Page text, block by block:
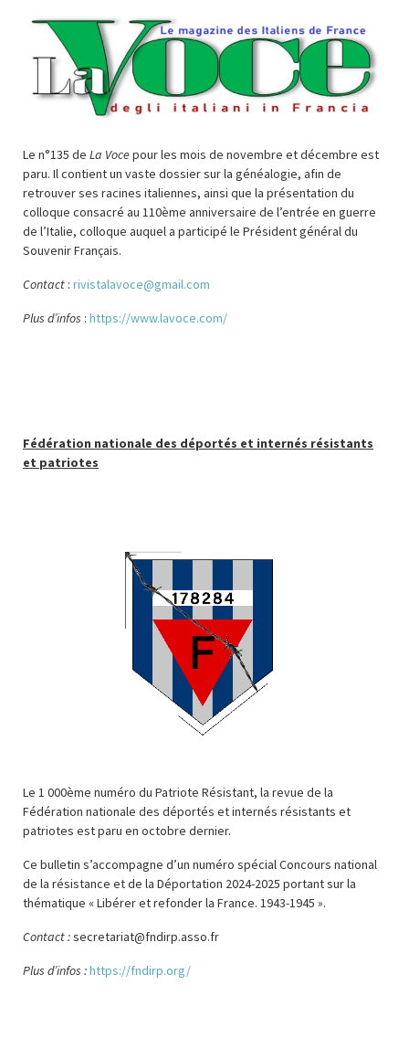
Le n°135 de La Vocepour les mois de novembre et décembre est
paru. Il contient un vaste dossier sur la généalogie, afin de
retrouver ses racines italiennes, ainsi que la présentation du
colloque consacré au 110ème anniversaire de l’entrée en guerre
de l’Italie, colloque auquel a participé le Président général du
Souvenir Français.
Contact : rivistalavoce@gmail.com
Plus d’infos : https://www.lavoce.com/
Fédération nationale des déportés et internés résistants
et patriotes
Le 1 000ème numéro du Patriote Résistant, la revue de la
Fédération nationale des déportés et internés résistants et
patriotes est paru en octobre dernier.
Ce bulletin s’accompagne d’un numéro spécial Concours national
de la résistance et de la Déportation 2024-2025 portant sur la
thématique « Libérer et refonder la France. 1943-1945 ».
Contact :secretariat@fndirp.asso.fr
Plus d’infos :https://fndirp.org/